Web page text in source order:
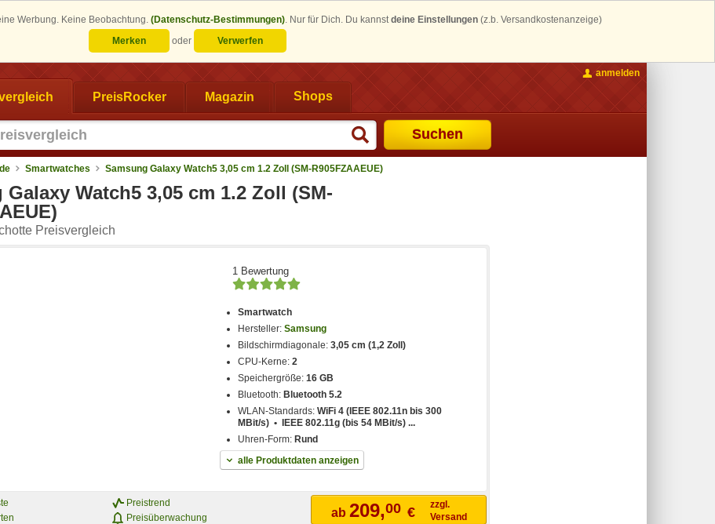
Werbung. Keine Beobachtung. (Datenschutz-Bestimmungen). Nur für Dich. Du kannstdeine Einstellungen (z.b. Versandkostenanzeige)
Merken
oder Verwerfen
PreisRocker Magazin Shops
Suchen
anmelden
Smartwatches Samsung Galaxy Watch5 3,05 cm 1.2 Zoll (SM-R905FZAAEUE)
Galaxy Watch5 3,05 cm 1.2 Zoll (SM-
Preisvergleich
1 Bewertung
Smartwatch
Hersteller:Samsung
Bildschirmdiagonale:3,05 cm (1,2 Zoll)
CPU-Kerne:2
Speichergröße:16 GB
Bluetooth: Bluetooth 5.2
WLAN-Standards:WiFi 4 (IEEE 802.11n bis 300
MBit/s) • IEEE 802.11g (bis 54 MBit/s) ...
Uhren-Form: Rund
alle Produktdaten anzeigen
Preistrend
Preisüberwachung
ab 209,00 €
zzgl.
Versand